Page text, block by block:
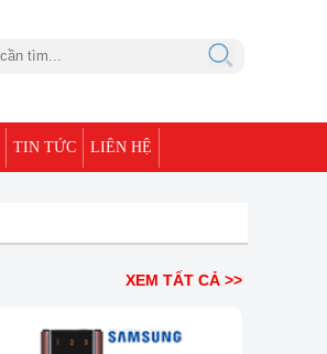
TIN TỨC LIÊN HỆ
XEM TẤT CẢ >>